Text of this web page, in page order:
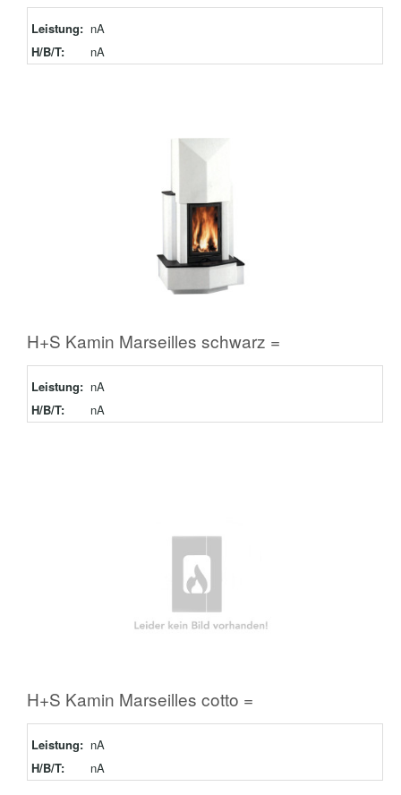
Leistung: nA
H/B/T:
nA
H+S Kamin Marseilles schwarz =
Leistung: nA
H/B/T:
nA
H+S Kamin Marseilles cotto =
Leistung: nA
H/B/T:
nA